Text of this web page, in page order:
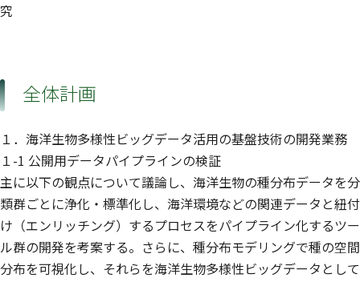
究
全体計画
１．海洋生物多様性ビッグデータ活用の基盤技術の開発業務
１-1 公開用データパイプラインの検証
主に以下の観点について議論し、海洋生物の種分布データを分
類群ごとに浄化・標準化し、海洋環境などの関連データと紐付
け（エンリッチング）するプロセスをパイプライン化するツー
ル群の開発を考案する。さらに、種分布モデリングで種の空間
分布を可視化し、それらを海洋生物多様性ビッグデータとして